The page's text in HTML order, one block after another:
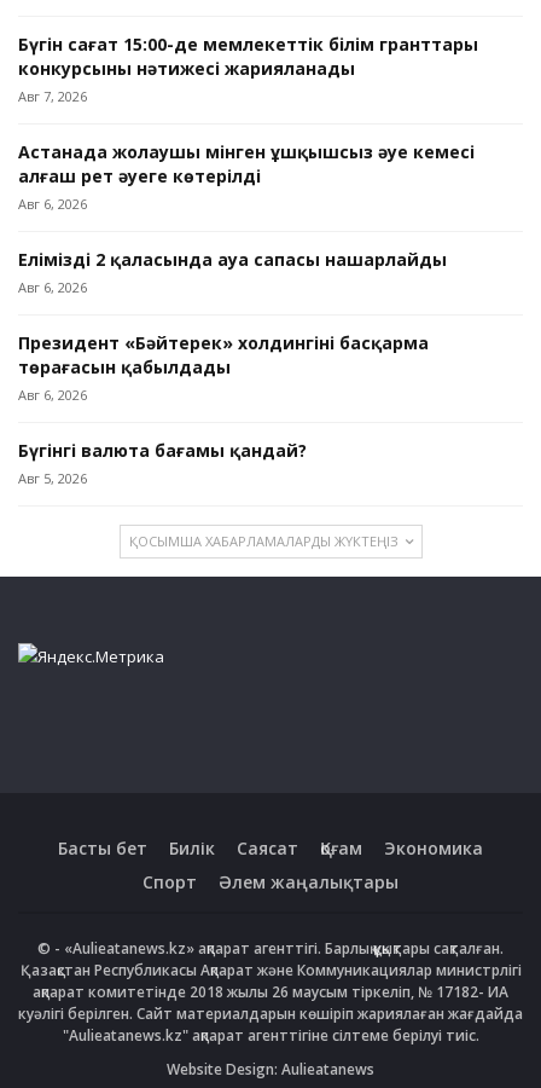
Бүгін сағат 15:00-де мемлекеттік білім гранттары
конкурсының нәтижесі жарияланады
Авг 7, 2026
Астанада жолаушы мінген ұшқышсыз әуе кемесі
алғаш рет әуеге көтерілді
Авг 6, 2026
Еліміздің 2 қаласында ауа сапасы нашарлайды
Авг 6, 2026
Президент «Бәйтерек» холдингінің басқарма
төрағасын қабылдады
Авг 6, 2026
Бүгінгі валюта бағамы қандай?
Авг 5, 2026
ҚОСЫМША ХАБАРЛАМАЛАРДЫ ЖҮКТЕҢІЗ
Басты бет Билік Саясат Қоғам
Экономика
Спорт
Әлем жаңалықтары
© - «Aulieatanews.kz» ақпарат агенттігі. Барлық құқықтары сақталған.
Қазақстан Республикасы Ақпарат және Коммуникациялар министрлігі
ақпарат комитетінде 2018 жылы 26 маусым тіркеліп, № 17182- ИА
куәлігі берілген. Сайт материалдарын көшіріп жариялаған жағдайда
"Aulieatanews.kz" ақпарат агенттігіне сілтеме берілуі тиіс.
Website Design: Aulieatanews